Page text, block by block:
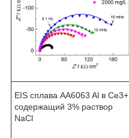
EIS сплава AA6063 Al в Се3+,
содержащий 3% раствор
NaCl